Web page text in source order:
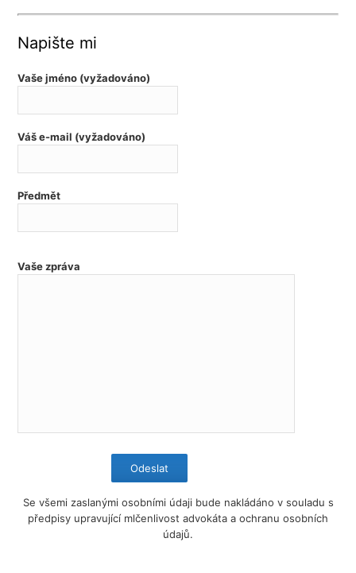
Napište mi
Vaše jméno (vyžadováno)
Váš e-mail (vyžadováno)
Předmět
Vaše zpráva
Se všemi zaslanými osobními údaji bude nakládáno v souladu s
předpisy upravující mlčenlivost advokáta a ochranu osobních
údajů.